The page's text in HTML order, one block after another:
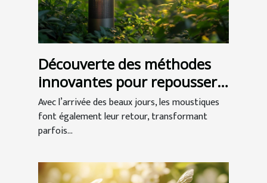
Découverte des méthodes
innovantes pour repousser
les moustiques
Avec l’arrivée des beaux jours, les moustiques
font également leur retour, transformant
parfois...